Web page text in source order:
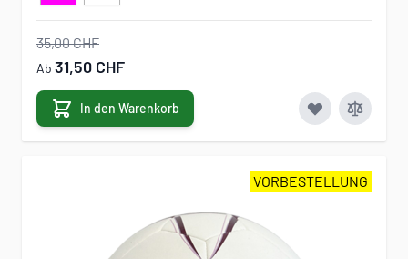
35,00 CHF
Ab 31,50 CHF
In den Warenkorb
VORBESTELLUNG